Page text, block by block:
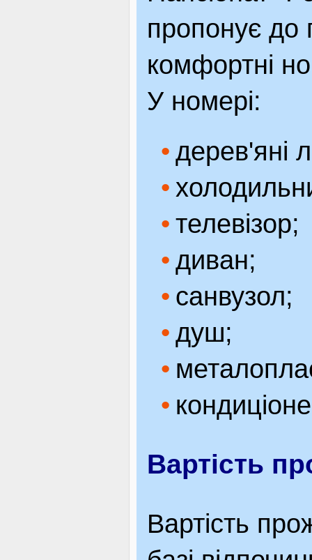
пропонує до
комфортні
У номері:
дерев'яні
телевізор;
диван;
санвузол;
душ;
Вартість
Вартість